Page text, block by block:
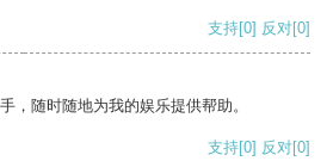
支持[0] 反对[0]
，随时随地为我的娱乐提供帮助。
支持[0] 反对[0]